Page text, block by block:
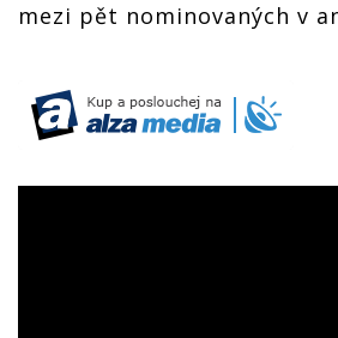
mezi pět nominovaných v